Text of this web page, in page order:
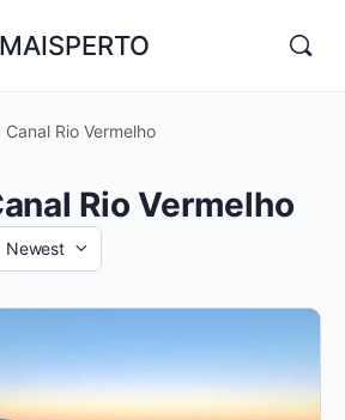
MAISPERTO
Rio Vermelho
Rio Vermelho